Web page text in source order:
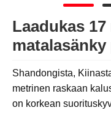
Laadukas
Shandongista,
metrinen raskaan
on korkean